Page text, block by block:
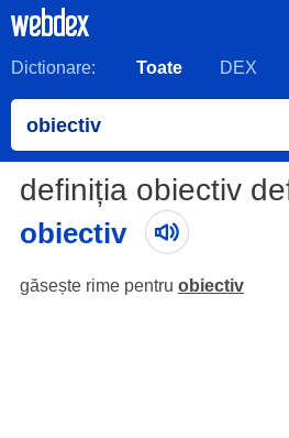
Dictionare: Toate DEX
definiția obiectiv
obiectiv
găsește rime pentru obiectiv